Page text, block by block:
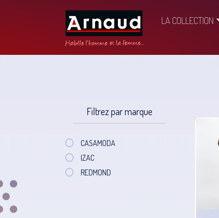
LA COLLECTION
Filtrez par marque
CASAMODA
IZAC
REDMOND